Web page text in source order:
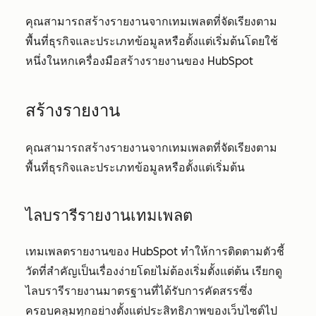
คุณสามารถสร้างรายงานจากเทมเพลตที่จัดเรียงตาม
พื้นที่ธุรกิจและประเภทข้อมูลหรือตั้งแต่เริ่มต้นโดยใช้
หนึ่งในหกเครื่องมือสร้างรายงานของ HubSpot
สร้างรายงาน
คุณสามารถสร้างรายงานจากเทมเพลตที่จัดเรียงตาม
พื้นที่ธุรกิจและประเภทข้อมูลหรือตั้งแต่เริ่มต้น
ไลบรารีรายงานเทมเพลต
เทมเพลตรายงานของ HubSpot ทำให้การติดตามตัวชี้
วัดที่สำคัญเป็นเรื่องง่ายโดยไม่ต้องเริ่มตั้งแต่ต้น เรียกดู
ไลบรารีรายงานมาตรฐานที่ได้รับการคัดสรรซึ่ง
ครอบคลุมทุกอย่างตั้งแต่ประสิทธิภาพของเว็บไซต์ไป